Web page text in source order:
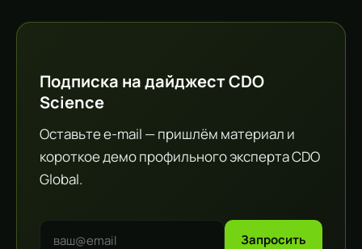
Подписка на дайджест CDO
Science
Оставьте e-mail — пришлём материал и
короткое демо профильного эксперта CDO
Global.
Запросить